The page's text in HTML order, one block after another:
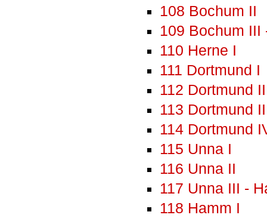
108 Bochum II
109 Bochum III
110 Herne I
111 Dortmund I
112 Dortmund II
113 Dortmund
114 Dortmund
115 Unna I
116 Unna II
117 Unna III -
118 Hamm I